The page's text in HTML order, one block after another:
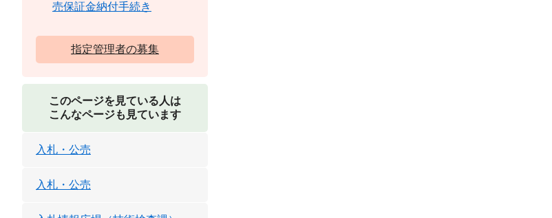
売保証金納付手続き
指定管理者の募集
このページを見ている人は
こんなページも見ています
入札・公売
入札・公売